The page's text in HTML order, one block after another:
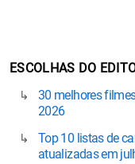
ESCOLHAS DO
30 melhores
2026
Top 10 listas de
atualizadas em